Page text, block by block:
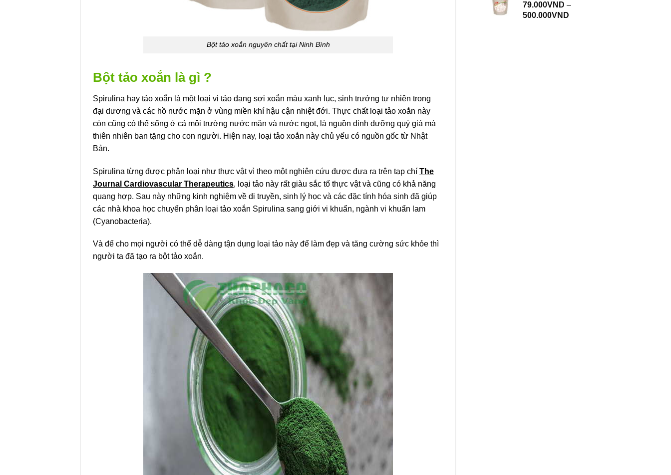
Bột tảo xoắn nguyên chất tại Ninh Bình
Bột tảo xoắn là gì ?
Spirulina hay tảo xoắn là một loại vi tảo dạng sợi xoắn màu xanh lục, sinh trưởng tự nhiên trong
đại dương và các hồ nước mặn ở vùng miền khí hậu cận nhiệt đới. Thực chất loại tảo xoắn này
còn cũng có thể sống ở cả môi trường nước mặn và nước ngọt, là nguồn dinh dưỡng quý giá mà
thiên nhiên ban tặng cho con người. Hiện nay, loại tảo xoắn này chủ yếu có nguồn gốc từ Nhật
Bản.
Spirulina từng được phân loại như thực vật vì theo một nghiên cứu được đưa ra trên tạp chí The
Journal Cardiovascular Therapeutics, loại tảo này rất giàu sắc tố thực vật và cũng có khả năng
quang hợp. Sau này những kinh nghiệm về di truyền, sinh lý học và các đặc tính hóa sinh đã giúp
các nhà khoa học chuyển phân loại tảo xoắn Spirulina sang giới vi khuẩn, ngành vi khuẩn lam
(Cyanobacteria).
Và để cho mọi người có thể dễ dàng tận dụng loại tảo này để làm đẹp và tăng cường sức khỏe thì
người ta đã tạo ra bột tảo xoắn.
50.000VND
đến
79.000VND –
500.000VND